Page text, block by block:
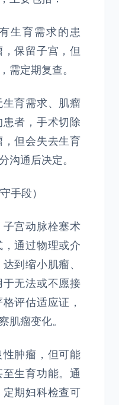
生育需求的患
保留子宫，但
需定期复查。
育需求、肌瘤
者，手术切除
但会失去生育
沟通后决定。
手段）
宫动脉栓塞术
通过物理或介
到缩小肌瘤、
无法或不愿接
评估适应证，
肌瘤变化。
肿瘤，但可能
生育功能。通
期妇科检查可